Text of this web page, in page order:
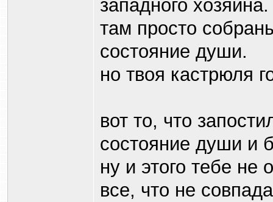
западного хозяина.
там просто
состояние души.
но твоя кастрюля
вот то, что
состояние души и
ну и этого тебе не
все, что не